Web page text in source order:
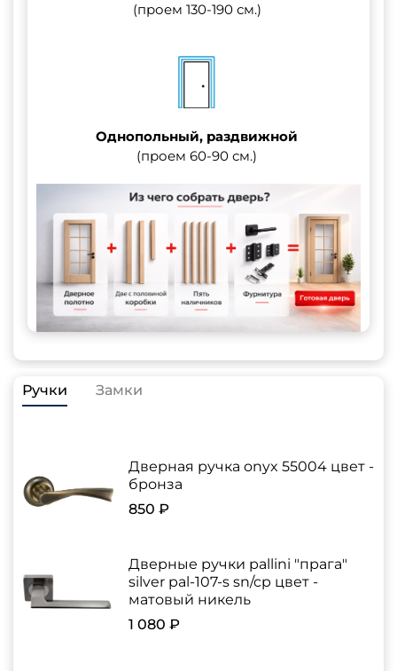
(проем 130-190 см.)
Однопольный, раздвижной
(проем 60-90 см.)
Ручки Замки
Дверная ручка onyx 55004 цвет -
бронза
850 ₽
Дверные ручки pallini "прага"
silver pal-107-s sn/cp цвет -
матовый никель
1 080 ₽